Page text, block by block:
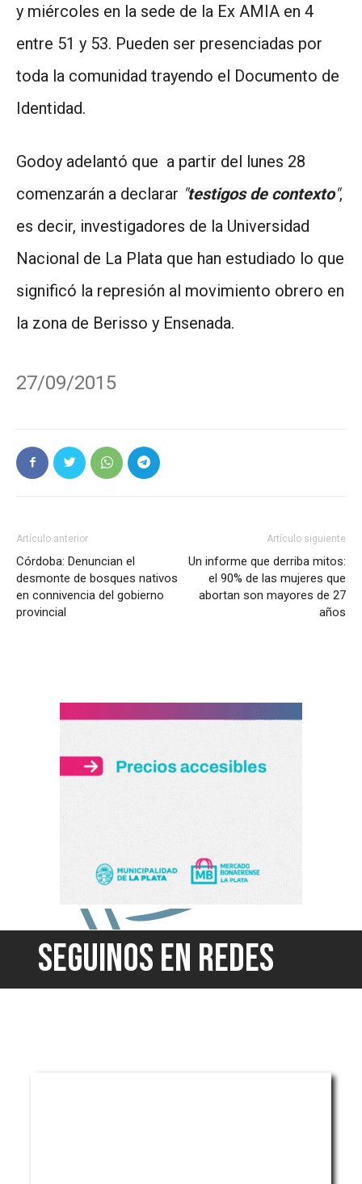
y miércoles en la sede de la Ex AMIA en 4
entre 51 y 53. Pueden ser presenciadas por
toda la comunidad trayendo el Documento de
Identidad.
Godoy adelantó que a partir del lunes 28
comenzarán a declarar "testigos de contexto",
es decir, investigadores de la Universidad
Nacional de La Plata que han estudiado lo que
significó la represión al movimiento obrero en
la zona de Berisso y Ensenada.
27/09/2015
Artículo anterior
Córdoba: Denuncian el
desmonte de bosques nativos
en connivencia del gobierno
provincial
Artículo siguiente
Un informe que derriba mitos:
el 90% de las mujeres que
abortan son mayores de 27
años
SEGUINOS EN REDES